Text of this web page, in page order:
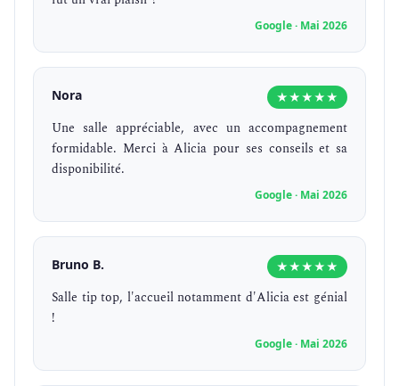
Google · Mai 2026
Nora ★★★★★
Une salle appréciable, avec un accompagnement
formidable. Merci à Alicia pour ses conseils et sa
disponibilité.
Google · Mai 2026
Bruno B. ★★★★★
Salle tip top, l'accueil notamment d'Alicia est génial
!
Google · Mai 2026